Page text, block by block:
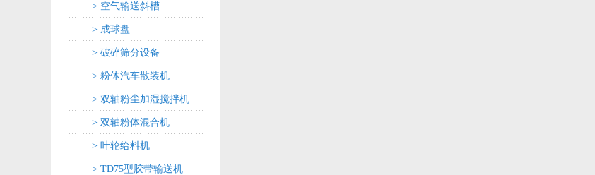
> 空气输送斜槽
> 成球盘
> 破碎筛分设备
> 粉体汽车散装机
> 双轴粉尘加湿搅拌机
> 双轴粉体混合机
> 叶轮给料机
> TD75型胶带输送机